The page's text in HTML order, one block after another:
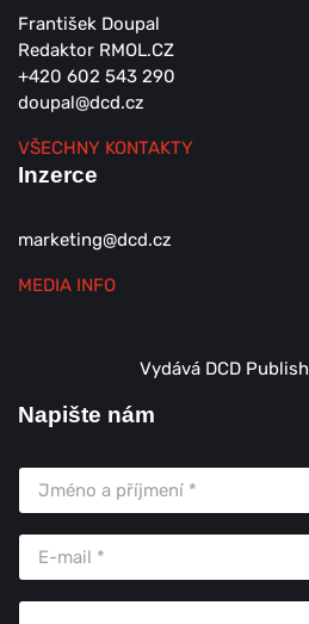
František Doupal
Redaktor RMOL.CZ
+420 602 543 290
doupal@dcd.cz
VŠECHNY KONTAKTY
Inzerce
marketing@dcd.cz
MEDIA INFO
Vydává DCD
Napište nám